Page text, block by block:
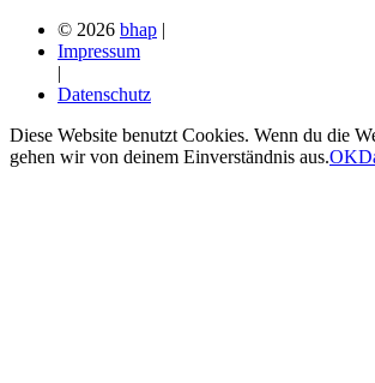
© 2026 bhap |
Impressum
|
Datenschutz
Diese Website benutzt Cookies. Wenn du die
gehen wir von deinem Einverständnis aus.OK